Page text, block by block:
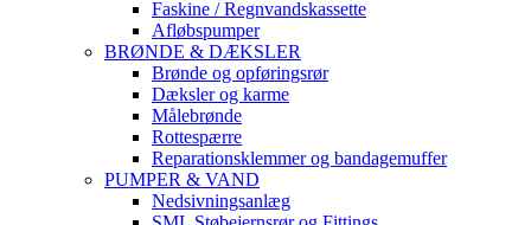
Faskine / Regnvandskassette
Afløbspumper
BRØNDE & DÆKSLER
Brønde og opføringsrør
Dæksler og karme
Målebrønde
Rottespærre
Reparationsklemmer og bandagemuffer
PUMPER & VAND
Nedsivningsanlæg